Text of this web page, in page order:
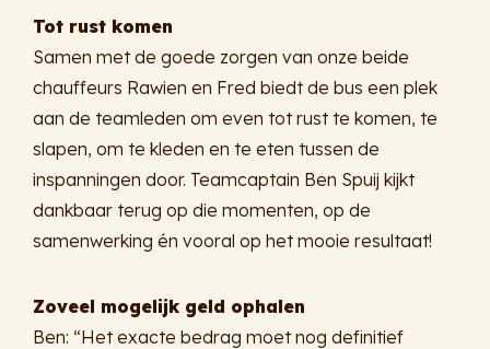
Tot rust komen
Samen met de goede zorgen van onze beide
chauffeurs Rawien en Fred biedt de bus een plek
aan de teamleden om even tot rust te komen, te
slapen, om te kleden en te eten tussen de
inspanningen door. Teamcaptain Ben Spuij kijkt
dankbaar terug op die momenten, op de
samenwerking én vooral op het mooie resultaat!
Zoveel mogelijk geld ophalen
Ben: “Het exacte bedrag moet nog definitief